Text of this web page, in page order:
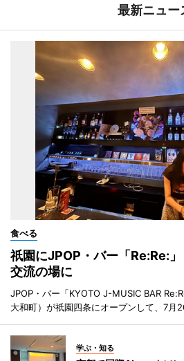
最新ニュー
食べる
祇園にJPOP・バー「Re:Re:
交流の場に
JPOP・バー「KYOTO J-MUSIC BAR
大和町）が祇園四条にオープンして、7月
学ぶ・知る